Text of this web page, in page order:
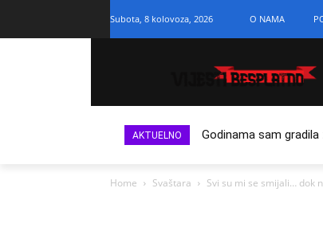
Subota, 8 kolovoza, 2026 O NAMA
AKTUELNO Godinama sam
Home Svaštara Svi su mi se smijali… dok